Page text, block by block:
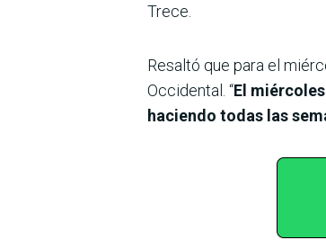
Trece.
Resaltó que para el
Occidental. “El
haciendo todas las